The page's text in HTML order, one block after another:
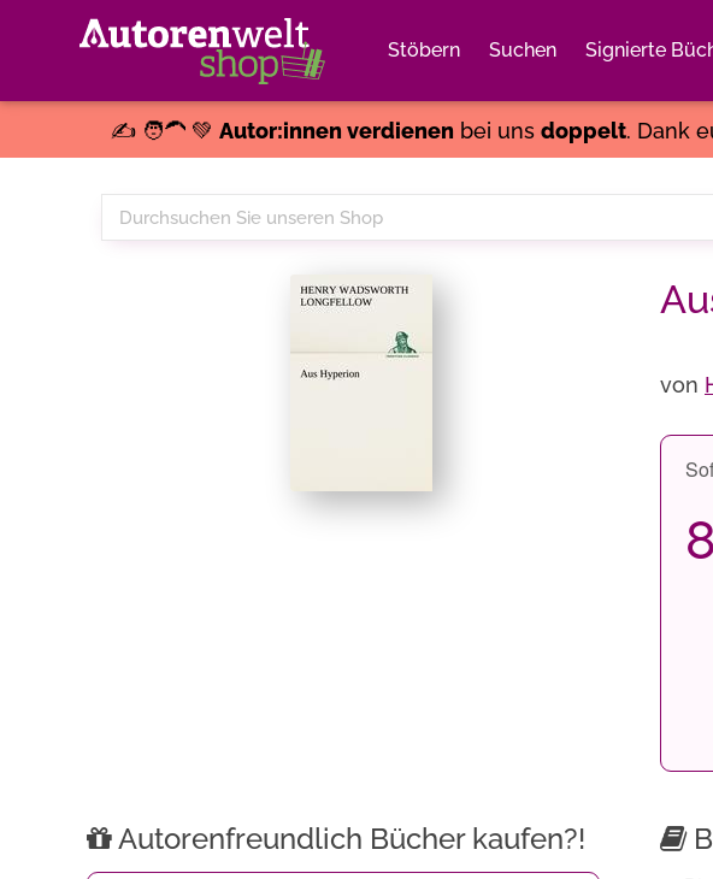
Stöbern Suchen Signierte
✍️ 🧑‍🦱 💚 Autor:innen verdienenbei uns doppelt. Dank
Durchsuchen
Sie
von
Autorenfreundlich Bücher kaufen?!